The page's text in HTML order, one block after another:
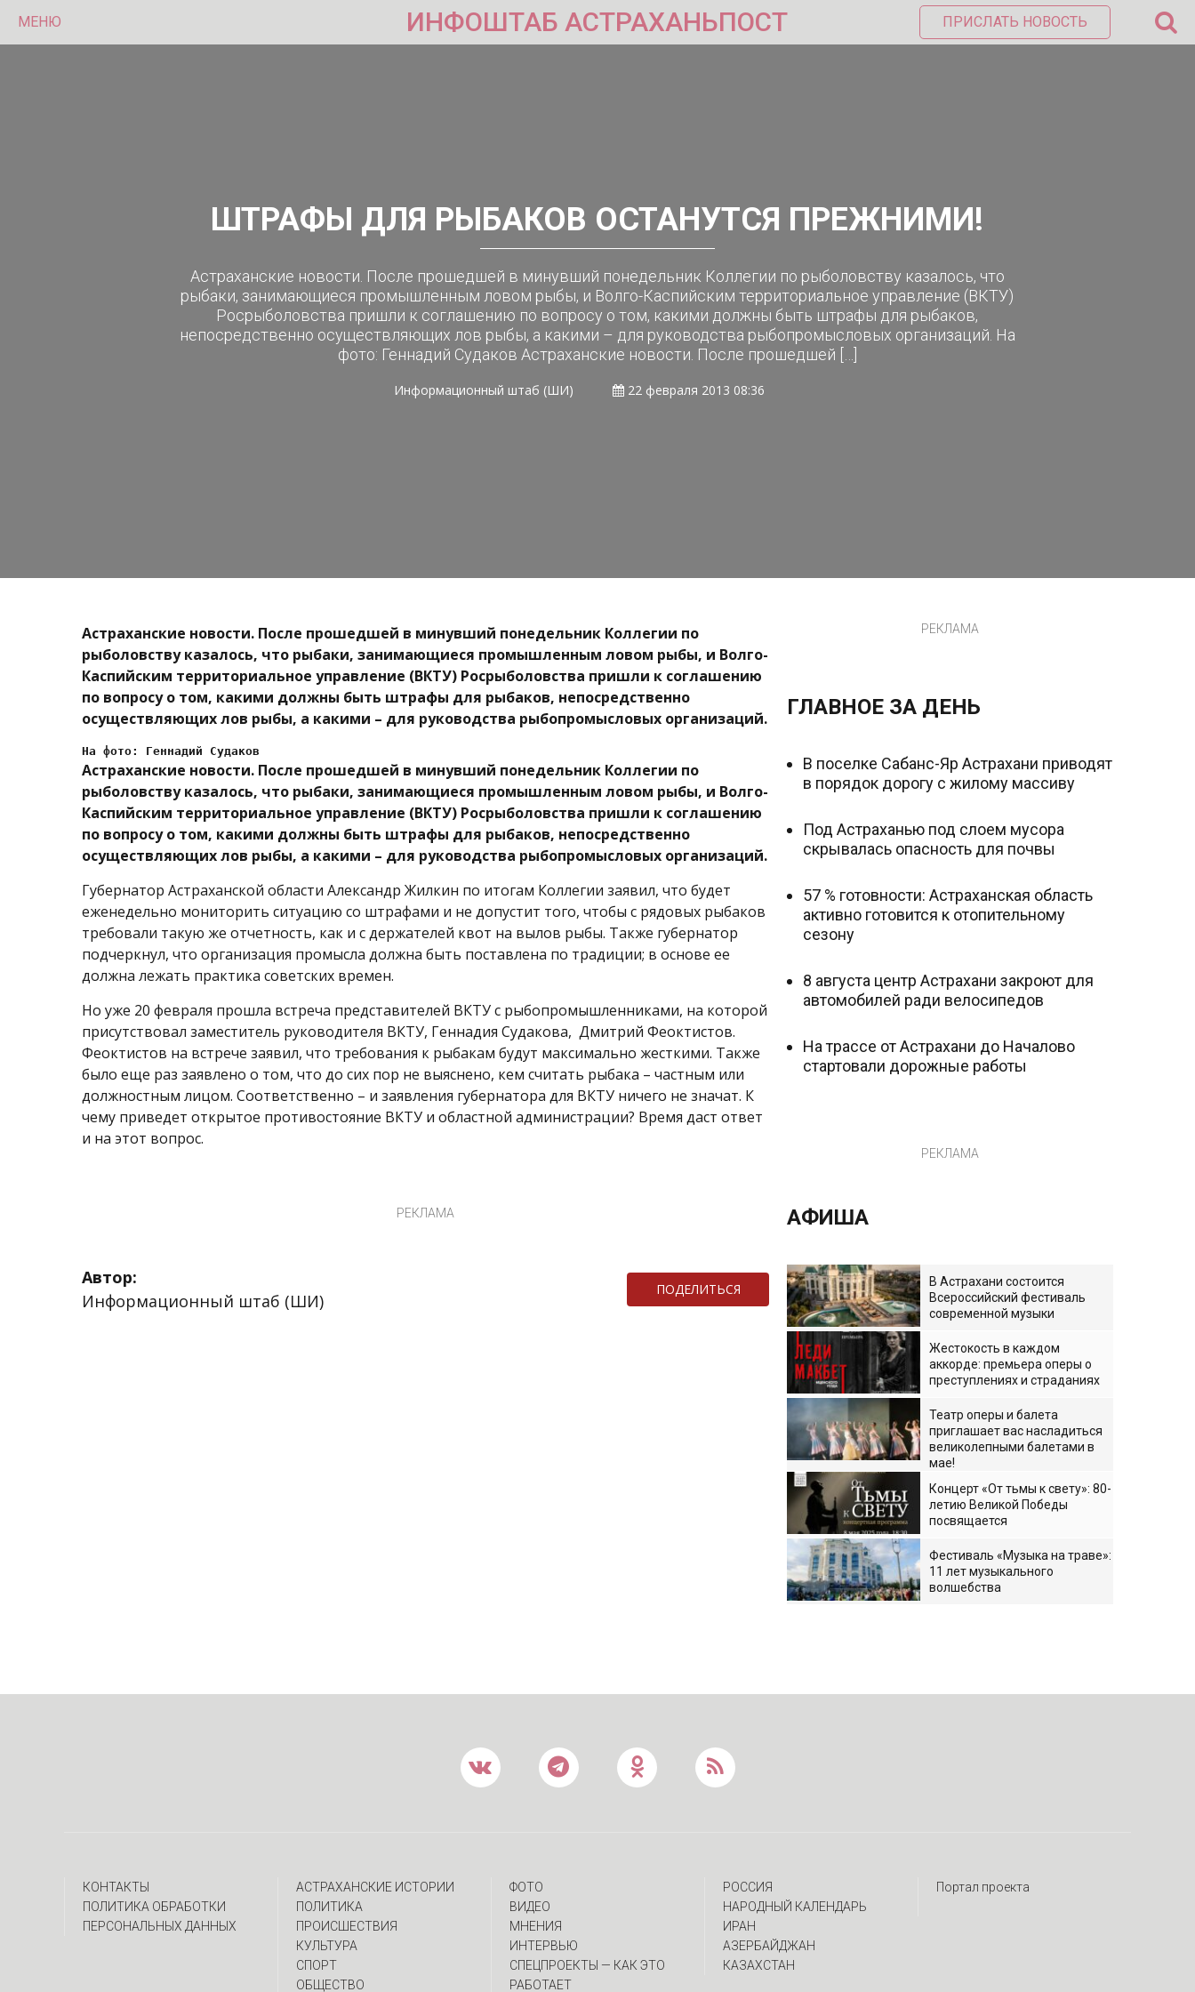
МЕНЮ ИНФОШТАБ АСТРАХАНЬПОСТ ПРИСЛАТЬ НОВОСТЬ
ШТРАФЫ ДЛЯ РЫБАКОВ ОСТАНУТСЯ ПРЕЖНИМИ!
Астраханские новости. После прошедшей в минувший понедельник Коллегии по рыболовству казалось, что
рыбаки, занимающиеся промышленным ловом рыбы, и Волго-Каспийским территориальное управление (ВКТУ)
Росрыболовства пришли к соглашению по вопросу о том, какими должны быть штрафы для рыбаков,
непосредственно осуществляющих лов рыбы, а какими – для руководства рыбопромысловых организаций. На
фото: Геннадий Судаков Астраханские новости. После прошедшей […]
Информационный штаб (ШИ) 22 февраля 2013 08:36
Астраханские новости. После прошедшей в минувший понедельник Коллегии по
рыболовству казалось, что рыбаки, занимающиеся промышленным ловом рыбы, и Волго-
Каспийским территориальное управление (ВКТУ) Росрыболовства пришли к соглашению
по вопросу о том, какими должны быть штрафы для рыбаков, непосредственно
осуществляющих лов рыбы, а какими – для руководства рыбопромысловых организаций.
На фото: Геннадий Судаков
Астраханские новости. После прошедшей в минувший понедельник Коллегии по
рыболовству казалось, что рыбаки, занимающиеся промышленным ловом рыбы, и Волго-
Каспийским территориальное управление (ВКТУ) Росрыболовства пришли к соглашению
по вопросу о том, какими должны быть штрафы для рыбаков, непосредственно
осуществляющих лов рыбы, а какими – для руководства рыбопромысловых организаций.
Губернатор Астраханской области Александр Жилкин по итогам Коллегии заявил, что будет
еженедельно мониторить ситуацию со штрафами и не допустит того, чтобы с рядовых рыбаков
требовали такую же отчетность, как и с держателей квот на вылов рыбы. Также губернатор
подчеркнул, что организация промысла должна быть поставлена по традиции; в основе ее
должна лежать практика советских времен.
Но уже 20 февраля прошла встреча представителей ВКТУ с рыбопромышленниками, на которой
присутствовал заместитель руководителя ВКТУ, Геннадия Судакова, Дмитрий Феоктистов.
Феоктистов на встрече заявил, что требования к рыбакам будут максимально жесткими. Также
было еще раз заявлено о том, что до сих пор не выяснено, кем считать рыбака – частным или
должностным лицом. Соответственно – и заявления губернатора для ВКТУ ничего не значат. К
чему приведет открытое противостояние ВКТУ и областной администрации? Время даст ответ
и на этот вопрос.
РЕКЛАМА
Автор:
Информационный штаб (ШИ)
ПОДЕЛИТЬСЯ
РЕКЛАМА
ГЛАВНОЕ ЗА ДЕНЬ
В поселке Сабанс-Яр Астрахани приводят
в порядок дорогу с жилому массиву
Под Астраханью под слоем мусора
скрывалась опасность для почвы
57 % готовности: Астраханская область
активно готовится к отопительному
сезону
8 августа центр Астрахани закроют для
автомобилей ради велосипедов
На трассе от Астрахани до Началово
стартовали дорожные работы
РЕКЛАМА
АФИША
В Астрахани состоится
Всероссийский фестиваль
современной музыки
Жестокость в каждом
аккорде: премьера оперы о
преступлениях и страданиях
Театр оперы и балета
приглашает вас насладиться
великолепными балетами в
мае!
Концерт «От тьмы к свету»: 80-
летию Великой Победы
посвящается
Фестиваль «Музыка на траве»:
11 лет музыкального
волшебства
КОНТАКТЫ
ПОЛИТИКА ОБРАБОТКИ
ПЕРСОНАЛЬНЫХ ДАННЫХ
АСТРАХАНСКИЕ ИСТОРИИ
ПОЛИТИКА
ПРОИСШЕСТВИЯ
КУЛЬТУРА
СПОРТ
ОБЩЕСТВО
ФОТО
ВИДЕО
МНЕНИЯ
ИНТЕРВЬЮ
CПЕЦПРОЕКТЫ — КАК ЭТО
РАБОТАЕТ
РОССИЯ
НАРОДНЫЙ КАЛЕНДАРЬ
ИРАН
АЗЕРБАЙДЖАН
КАЗАХСТАН
Портал проекта